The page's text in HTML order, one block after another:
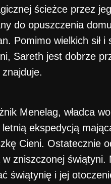
ścieżce przez
do opuszczenia
Pomimo wielkich sił
Sareth jest dobrze
Menelag, władca
letnią ekspedycją
Cieni. Ostatecznie
w zniszczonej
świątynię i jej